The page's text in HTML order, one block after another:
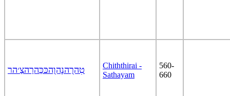
טִהרֻהנָהוֻהכּכַּהרַהצַ׳הר
Chiththirai -
Sathayam
560-
660